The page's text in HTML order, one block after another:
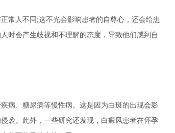
人不同;这不光会影响患者的自尊心，还会给患
时会产生歧视和不理解的态度，导致他们感到自
、糖尿病等慢性病。这是因为白斑的出现会影
袭。此外，一些研究还发现，白癜风患者在怀孕